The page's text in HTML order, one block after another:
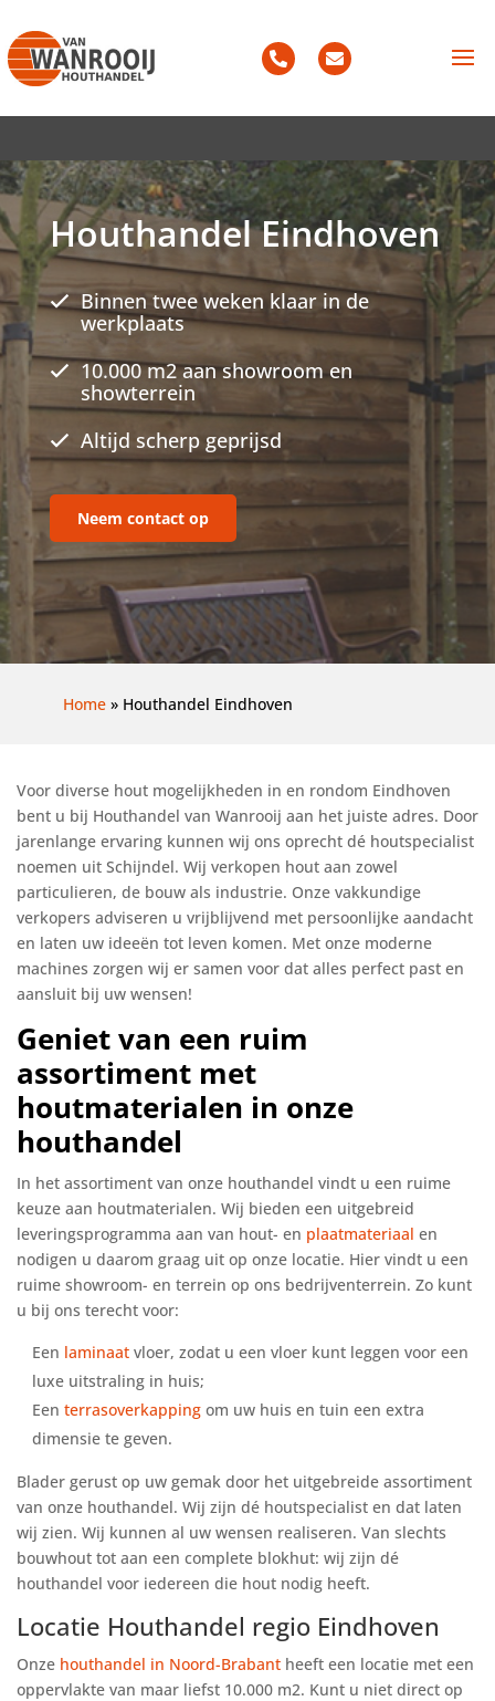
Houthandel Eindhoven
Binnen twee weken klaar in de
werkplaats
10.000 m2 aan showroom en
showterrein
Altijd scherp geprijsd
Neem contact op
Home» Houthandel Eindhoven
Voor diverse hout mogelijkheden in en rondom Eindhoven
bent u bij Houthandel van Wanrooij aan het juiste adres. Door
jarenlange ervaring kunnen wij ons oprecht dé houtspecialist
noemen uit Schijndel. Wij verkopen hout aan zowel
particulieren, de bouw als industrie. Onze vakkundige
verkopers adviseren u vrijblijvend met persoonlijke aandacht
en laten uw ideeën tot leven komen. Met onze moderne
machines zorgen wij er samen voor dat alles perfect past en
aansluit bij uw wensen!
Geniet van een ruim
assortiment met
houtmaterialen in onze
houthandel
In het assortiment van onze houthandel vindt u een ruime
keuze aan houtmaterialen. Wij bieden een uitgebreid
leveringsprogramma aan van hout- en plaatmateriaal en
nodigen u daarom graag uit op onze locatie. Hier vindt u een
ruime showroom- en terrein op ons bedrijventerrein. Zo kunt
u bij ons terecht voor:
Een laminaat vloer, zodat u een vloer kunt leggen voor een
luxe uitstraling in huis;
Een terrasoverkapping om uw huis en tuin een extra
dimensie te geven.
Blader gerust op uw gemak door het uitgebreide assortiment
van onze houthandel. Wij zijn dé houtspecialist en dat laten
wij zien. Wij kunnen al uw wensen realiseren. Van slechts
bouwhout tot aan een complete blokhut: wij zijn dé
houthandel voor iedereen die hout nodig heeft.
Locatie Houthandel regio Eindhoven
Onze houthandel in Noord-Brabant heeft een locatie met een
oppervlakte van maar liefst 10.000 m2. Kunt u niet direct op